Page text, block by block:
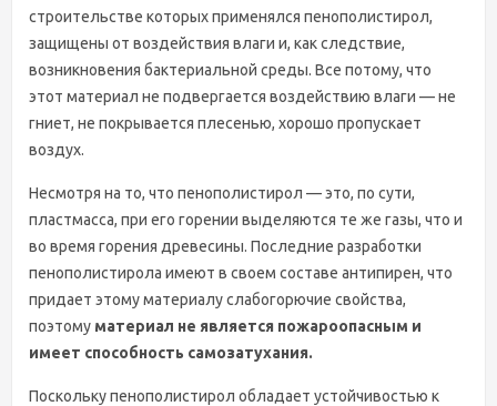
строительстве которых применялся пенополистирол,
защищены от воздействия влаги и, как следствие,
возникновения бактериальной среды. Все потому, что
этот материал не подвергается воздействию влаги — не
гниет, не покрывается плесенью, хорошо пропускает
воздух.
Несмотря на то, что пенополистирол — это, по сути,
пластмасса, при его горении выделяются те же газы, что и
во время горения древесины. Последние разработки
пенополистирола имеют в своем составе антипирен, что
придает этому материалу слабогорючие свойства,
поэтому материал не является пожароопасным и
имеет способность самозатухания.
Поскольку пенополистирол обладает устойчивостью к